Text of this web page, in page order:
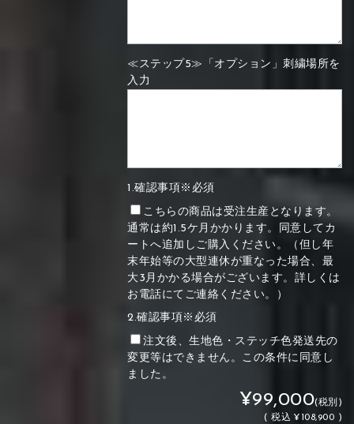
≪ステップ5≫「オプション」刺繍場所を
入力
1.確認事項※必須
こちらの商品は受注生産となります。
通常は約1.5ケ月かかります。同意してカ
ートへ追加しご購入ください。（但し年
末年始等の大型連休が重なった場合、最
大3月かかる場合がございます。詳しくは
お電話にてご連絡ください。）
2.確認事項※必須
注文後、生地色・ステッチ色発送先の
変更等はできません。この条件に同意し
ました。
¥99,000(税別)
(税込 ¥108,900 )